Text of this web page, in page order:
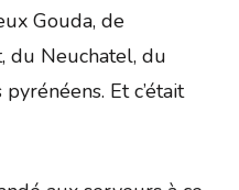
Gouda, de
du Neuchatel, du
Et c’était